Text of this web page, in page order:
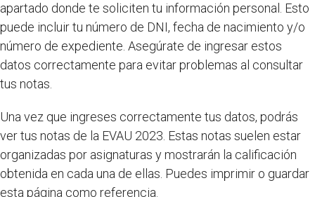
apartado donde te soliciten tu información personal. Esto
puede incluir tu número de DNI, fecha de nacimiento y/o
número de expediente. Asegúrate de ingresar estos
datos correctamente para evitar problemas al consultar
tus notas.
Una vez que ingreses correctamente tus datos, podrás
ver tus notas de la EVAU 2023. Estas notas suelen estar
organizadas por asignaturas y mostrarán la calificación
obtenida en cada una de ellas. Puedes imprimir o guardar
esta página como referencia.